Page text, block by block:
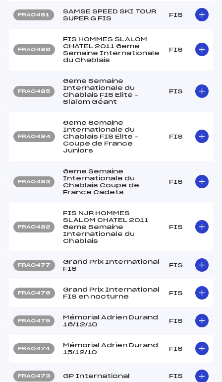
FRA0491
SAMSE SPEED SKI TOUR
SUPER G FIS
FIS
FRA0486
FIS HOMMES SLALOM
CHATEL 2011 6eme
Semaine Internationale
du Chablais
FIS
FRA0485
6eme Semaine
Internationale du
Chablais FIS Elite –
Slalom Géant
FIS
FRA0484
6eme Semaine
Internationale du
Chablais FIS Elite –
Coupe de France
Juniors
FIS
FRA0483
6eme Semaine
Internationale du
Chablais Coupe de
France Cadets
FIS
FRA0482
FIS NJR HOMMES
SLALOM CHATEL 2011
6eme Semaine
Internationale du
Chablais
FIS
FRA0477
Grand Prix International
FIS
FIS
FRA0476
Grand Prix International
FIS en nocturne
FIS
FRA0475
Mémorial Adrien Durand
16/12/10
FIS
FRA0474
Mémorial Adrien Durand
15/12/10
FIS
FRA0473 GP International FIS